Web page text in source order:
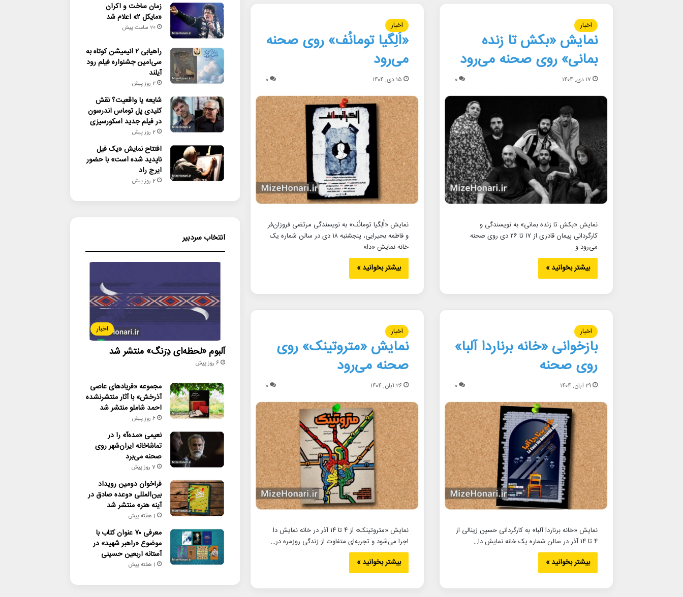
اخبار
نمایش «بکش تا زنده
بمانی» روی صحنه می‌رود
۱۷ دی, ۱۴۰۴ ۰
نمایش «بکش تا زنده بمانی» به نویسندگی و
کارگردانی پیمان قادری از ۱۷ تا ۲۶ دی روی صحنه
می‌رود و…
بیشتر بخوانید »
اخبار
«اُلِگیا تومانُف» روی صحنه
می‌رود
۱۵ دی, ۱۴۰۴ ۰
نمایش «اُلِگیا تومانُف» به نویسندگی مرتضی فروزان‌فر
و فاطمه بحیرایی، پنجشنبه ۱۸ دی در سالن شماره یک
خانه نمایش «دا»…
بیشتر بخوانید »
اخبار
بازخوانی «خانه برناردا آلبا»
روی صحنه
۲۹ آبان, ۱۴۰۴ ۰
نمایش «خانه برناردا آلبا» به کارگردانی حسین زینالی از
۴ تا ۱۴ آذر در سالن شماره یک خانه نمایش دا…
بیشتر بخوانید »
اخبار
نمایش «متروتینک» روی
صحنه می‌رود
۲۶ آبان, ۱۴۰۴ ۰
نمایش «متروتینک» از ۴ تا ۱۴ آذر در خانه نمایش دا
اجرا می‌شود و تجربه‌ای متفاوت از زندگی روزمره در…
بیشتر بخوانید »
زمان ساخت و اکران
«مایکل ۲» اعلام شد
20 ساعت پیش
راهیابی ۲ انیمیشن کوتاه به
سی‌امین جشنواره فیلم رود
آیلند
2 روز پیش
شایعه یا واقعیت؟ نقش
کلیدی پل توماس اندرسون
در فیلم جدید اسکورسیزی
2 روز پیش
افتتاح نمایش «یک فیل
ناپدید شده است» با حضور
ایرج راد
2 روز پیش
انتخاب سردبیر
اخبار
آلبوم «لحظه‌ای دِرَنگ» منتشر شد
6 روز پیش
مجموعه «فریادهای عاصی
آذرخش» با آثار منتشرنشده
احمد شاملو منتشر شد
6 روز پیش
نعیمی «مده‌آ» را در
تماشاخانه ایران‌شهر روی
صحنه می‌برد
7 روز پیش
فراخوان دومین رویداد
بین‌المللی «وعده صادق در
آینه هنر» منتشر شد
1 هفته پیش
معرفی ۷۰ عنوان کتاب با
موضوع «راهبر شهید» در
آستانه اربعین حسینی
1 هفته پیش